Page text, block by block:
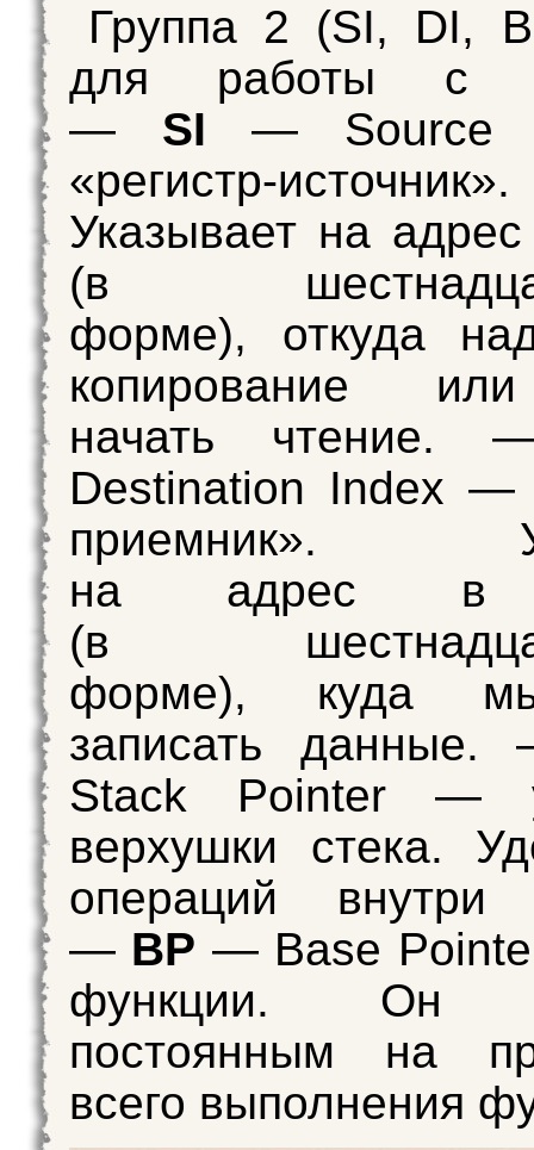
Группа 2 (SI, DI,
для работы с
— SI — Source
«регистр-источник».
Указывает на
(в
форме), откуда
копирование
начать
Destination Index —
приемник».
на адрес в
(в
форме), куда
записать
Stack Pointer —
верхушки стека.
операций внутри
— BP — Base
функции. Он
постоянным на
всего выполнения